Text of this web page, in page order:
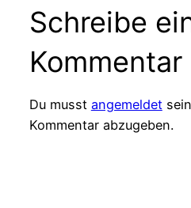
Schreibe
Kommentar
Du musst angemeldet
Kommentar abzugeben.